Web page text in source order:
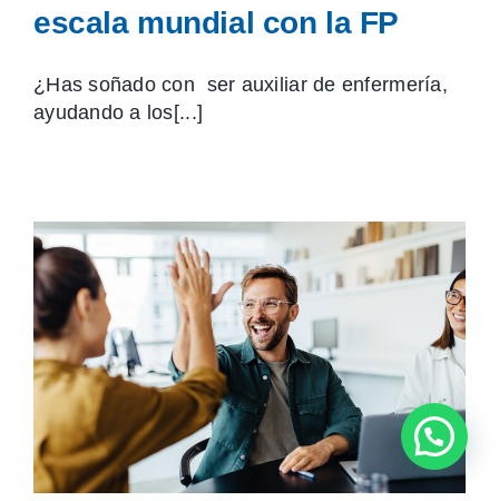
escala mundial con la FP
¿Has soñado con ser auxiliar de enfermería,
ayudando a los[...]
¿Tienes dudas?